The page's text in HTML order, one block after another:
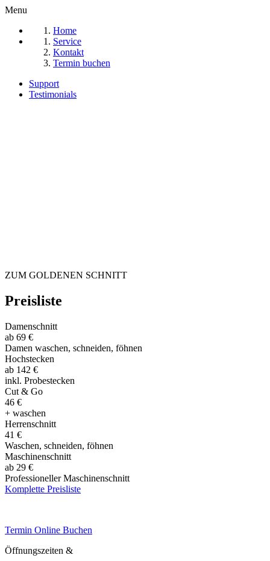
Menu
Home
Service
Kontakt
Termin buchen
Support
Testimonials
ZUM GOLDENEN SCHNITT
Preisliste
Damenschnitt
ab 69 €
Damen waschen, schneiden, föhnen
Hochstecken
ab 142 €
inkl. Probestecken
Cut & Go
46 €
+ waschen
Herrenschnitt
41 €
Waschen, schneiden, föhnen
Maschinenschnitt
ab 29 €
Professioneller Maschinenschnitt
Komplette Preisliste
Termin Online Buchen
Öffnungszeiten &